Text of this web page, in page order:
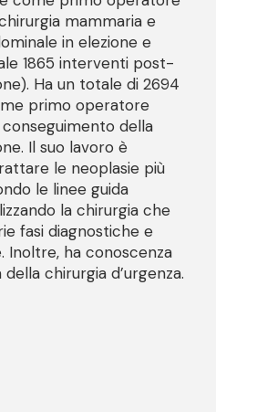
mammaria e
in elezione e
1865 interventi post-
Ha un totale di 2694
primo operatore
della
Il suo lavoro è
le neoplasie più
le linee guida
la chirurgia che
fasi diagnostiche e
Inoltre, ha conoscenza
chirurgia d’urgenza.